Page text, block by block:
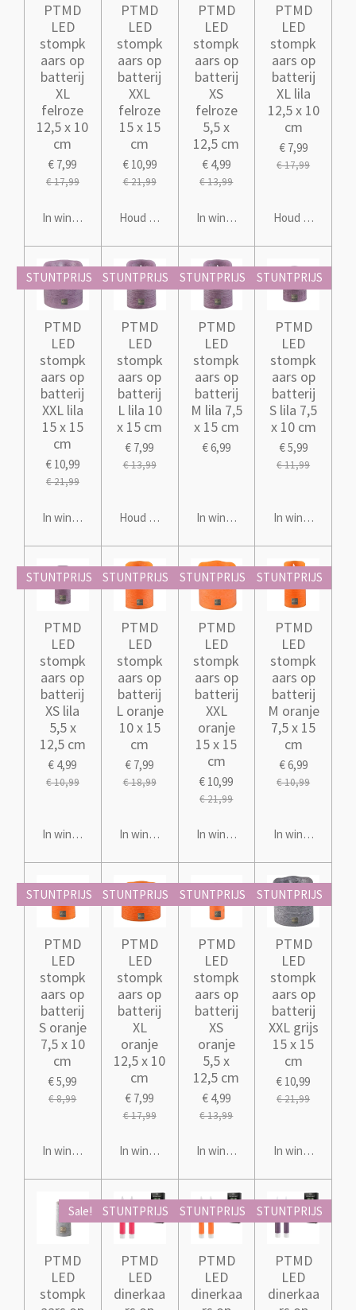
PTMD
LED
stompk
aars op
batterij
XL
felroze
12,5 x 10
cm
€ 7,99
€ 17,99
In winkelwagen
PTMD
LED
stompk
aars op
batterij
XXL
felroze
15 x 15
cm
€ 10,99
€ 21,99
Houd mij op de hoogte
PTMD
LED
stompk
aars op
batterij
XS
felroze
5,5 x
12,5 cm
€ 4,99
€ 13,99
In winkelwagen
PTMD
LED
stompk
aars op
batterij
XL lila
12,5 x 10
cm
€ 7,99
€ 17,99
Houd mij op de
STUNTPRIJS
PTMD
LED
stompk
aars op
batterij
XXL lila
15 x 15
cm
€ 10,99
€ 21,99
In winkelwagen
STUNTPRIJS
PTMD
LED
stompk
aars op
batterij
L lila 10
x 15 cm
€ 7,99
€ 13,99
Houd mij op de hoogte
STUNTPRIJS
PTMD
LED
stompk
aars op
batterij
M lila 7,5
x 15 cm
€ 6,99
In winkelwagen
STUNTPRIJS
PTMD
LED
stompk
aars op
batterij
S lila 7,5
x 10 cm
€ 5,99
€ 11,99
In winkelwagen
STUNTPRIJS
PTMD
LED
stompk
aars op
batterij
XS lila
5,5 x
12,5 cm
€ 4,99
€ 10,99
In winkelwagen
STUNTPRIJS
PTMD
LED
stompk
aars op
batterij
L oranje
10 x 15
cm
€ 7,99
€ 18,99
In winkelwagen
STUNTPRIJS
PTMD
LED
stompk
aars op
batterij
XXL
oranje
15 x 15
cm
€ 10,99
€ 21,99
In winkelwagen
STUNTPRIJS
PTMD
LED
stompk
aars op
batterij
M oranje
7,5 x 15
cm
€ 6,99
€ 10,99
In winkelwagen
STUNTPRIJS
PTMD
LED
stompk
aars op
batterij
S oranje
7,5 x 10
cm
€ 5,99
€ 8,99
In winkelwagen
STUNTPRIJS
PTMD
LED
stompk
aars op
batterij
XL
oranje
12,5 x 10
cm
€ 7,99
€ 17,99
In winkelwagen
STUNTPRIJS
PTMD
LED
stompk
aars op
batterij
XS
oranje
5,5 x
12,5 cm
€ 4,99
€ 13,99
In winkelwagen
STUNTPRIJS
PTMD
LED
stompk
aars op
batterij
XXL grijs
15 x 15
cm
€ 10,99
€ 21,99
In winkelwagen
Sale!
PTMD
LED
stompk
STUNTPRIJS
PTMD
LED
dinerkaa
STUNTPRIJS
PTMD
LED
dinerkaa
STUNTPRIJS
PTMD
LED
dinerkaa